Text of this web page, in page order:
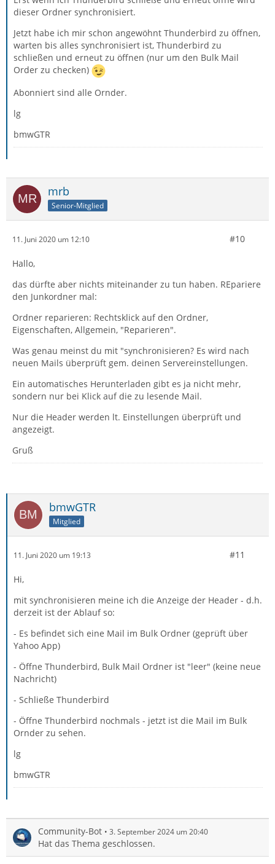
dieser Ordner synchronisiert.
Jetzt habe ich mir schon angewöhnt Thunderbird zu öffnen,
warten bis alles synchronisiert ist, Thunderbird zu
schließen und erneut zu öffnen (nur um den Bulk Mail
Order zu checken)
Abonniert sind alle Ornder.
lg
bmwGTR
mrb
Senior-Mitglied
11. Juni 2020 um 12:10 #10
Hallo,
das dürfte aber nichts miteinander zu tun haben. REpariere
den Junkordner mal:
Ordner reparieren: Rechtsklick auf den Ordner,
Eigenschaften, Allgemein, "Reparieren".
Was genau meinst du mit "synchronisieren? Es wird nach
neuen Mails überprüft gem. deinen Servereinstellungen.
Ein automatisches Herunterladen gibt es ja nicht mehr,
sondern nur bei Klick auf die zu lesende Mail.
Nur die Header werden lt. Einstellungen überprüft und
angezeigt.
Gruß
bmwGTR
Mitglied
11. Juni 2020 um 19:13 #11
Hi,
mit synchronisieren meine ich die Anzeige der Header - d.h.
derzeit ist der Ablauf so:
- Es befindet sich eine Mail im Bulk Ordner (geprüft über
Yahoo App)
- Öffne Thunderbird, Bulk Mail Ordner ist "leer" (keine neue
Nachricht)
- Schließe Thunderbird
- Öffne Thunderbird nochmals - jetzt ist die Mail im Bulk
Ornder zu sehen.
lg
bmwGTR
Community-Bot 3. September 2024 um 20:40
Hat das Thema geschlossen.